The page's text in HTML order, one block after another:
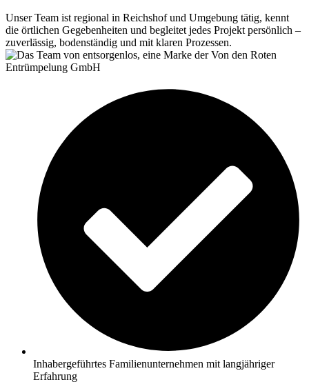
Unser Team ist regional in Reichshof und Umgebung tätig, kennt
die örtlichen Gegebenheiten und begleitet jedes Projekt persönlich –
zuverlässig, bodenständig und mit klaren Prozessen.
Inhabergeführtes Familienunternehmen mit langjähriger
Erfahrung